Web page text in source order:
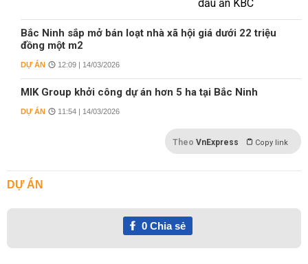
Bắc Ninh sắp mở bán loạt nhà xã hội giá dưới 22 triệu
đồng một m2
DỰ ÁN 12:09 | 14/03/2026
MIK Group khởi công dự án hơn 5 ha tại Bắc Ninh
DỰ ÁN 11:54 | 14/03/2026
Theo VnExpress Copy link
DỰ ÁN
0Chia sẻ